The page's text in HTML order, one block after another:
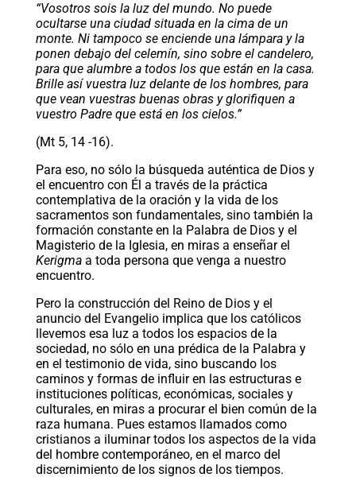
“Vosotros sois la luz del mundo. No puede
ocultarse una ciudad situada en la cima de un
monte. Ni tampoco se enciende una lámpara y la
ponen debajo del celemín, sino sobre el candelero,
para que alumbre a todos los que están en la casa.
Brille así vuestra luz delante de los hombres, para
que vean vuestras buenas obras y glorifiquen a
vuestro Padre que está en los cielos.”
(Mt 5, 14 -16).
Para eso, no sólo la búsqueda auténtica de Dios y
el encuentro con Él a través de la práctica
contemplativa de la oración y la vida de los
sacramentos son fundamentales, sino también la
formación constante en la Palabra de Dios y el
Magisterio de la Iglesia, en miras a enseñar el
Kerigmaa toda persona que venga a nuestro
encuentro.
Pero la construcción del Reino de Dios y el
anuncio del Evangelio implica que los católicos
llevemos esa luz a todos los espacios de la
sociedad, no sólo en una prédica de la Palabra y
en el testimonio de vida, sino buscando los
caminos y formas de influir en las estructuras e
instituciones políticas, económicas, sociales y
culturales, en miras a procurar el bien común de la
raza humana. Pues estamos llamados como
cristianos a iluminar todos los aspectos de la vida
del hombre contemporáneo, en el marco del
discernimiento de los signos de los tiempos.